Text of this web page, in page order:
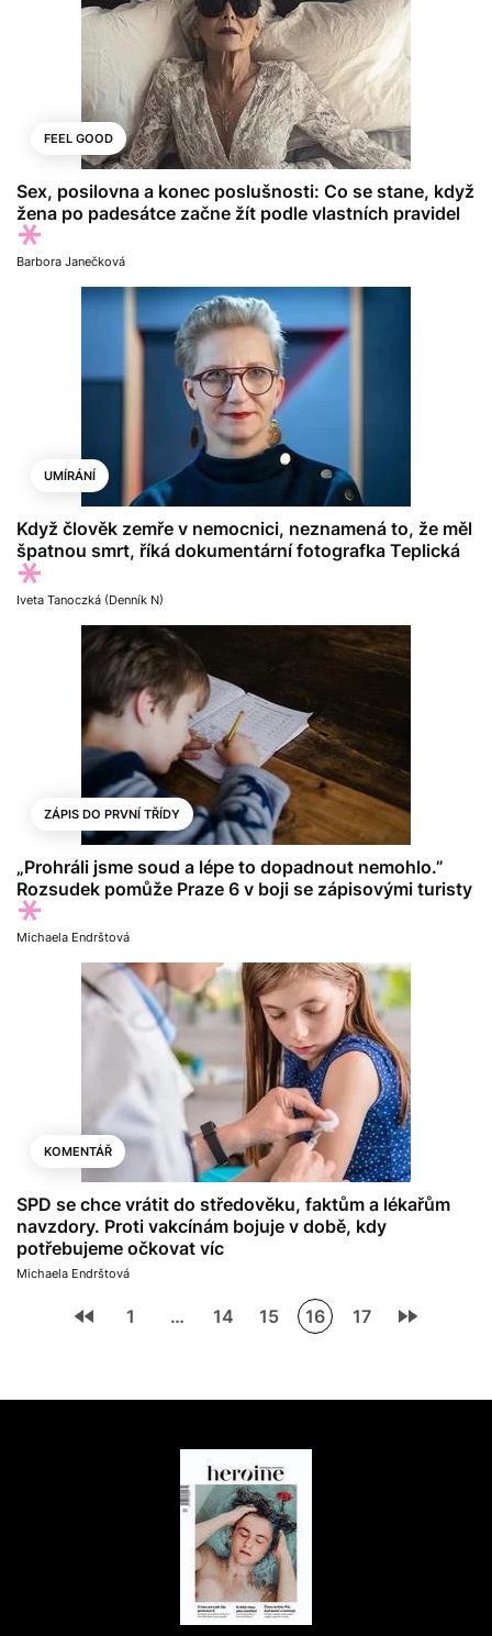
FEEL GOOD
Sex, posilovna a konec poslušnosti: Co se stane, když
žena po padesátce začne žít podle vlastních pravidel
Barbora Janečková
UMÍRÁNÍ
Když člověk zemře v nemocnici, neznamená to, že měl
špatnou smrt, říká dokumentární fotografka Teplická
Iveta Tanoczká (Denník N)
ZÁPIS DO PRVNÍ TŘÍDY
„Prohráli jsme soud a lépe to dopadnout nemohlo.”
Rozsudek pomůže Praze 6 v boji se zápisovými turisty
Michaela Endrštová
KOMENTÁŘ
SPD se chce vrátit do středověku, faktům a lékařům
navzdory. Proti vakcínám bojuje v době, kdy
potřebujeme očkovat víc
Michaela Endrštová
1 … 14 15 16 17